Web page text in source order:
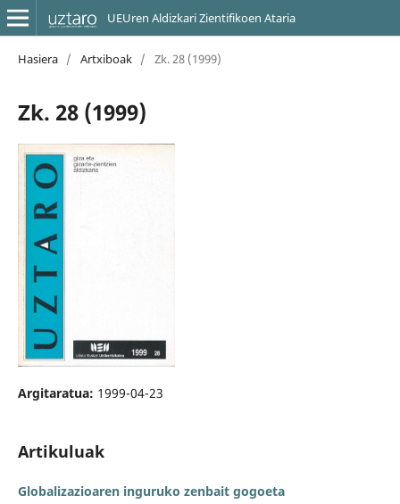
UEUren Aldizkari Zientifikoen Ataria
Hasiera / Artxiboak / Zk. 28 (1999)
Zk. 28 (1999)
Argitaratua: 1999-04-23
Artikuluak
Globalizazioaren inguruko zenbait gogoeta